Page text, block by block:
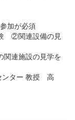
加が必須
連設備の見
設の見学を
ンター 教授 高